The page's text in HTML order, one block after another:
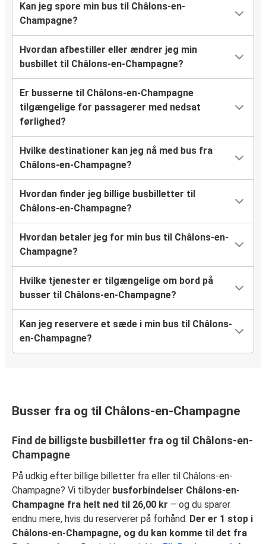
Kan jeg spore min bus til Châlons-en-
Champagne?
Hvordan afbestiller eller ændrer jeg min
busbillet til Châlons-en-Champagne?
Er busserne til Châlons-en-Champagne
tilgængelige for passagerer med nedsat
førlighed?
Hvilke destinationer kan jeg nå med bus fra
Châlons-en-Champagne?
Hvordan finder jeg billige busbilletter til
Châlons-en-Champagne?
Hvordan betaler jeg for min bus til Châlons-en-
Champagne?
Hvilke tjenester er tilgængelige om bord på
busser til Châlons-en-Champagne?
Kan jeg reservere et sæde i min bus til Châlons-
en-Champagne?
Busser fra og til Châlons-en-Champagne
Find de billigste busbilletter fra og til Châlons-en-
Champagne
På udkig efter billige billetter fra eller til Châlons-en-
Champagne? Vi tilbyder busforbindelser Châlons-en-
Champagne fra helt ned til 26,00 kr – og du sparer
endnu mere, hvis du reserverer på forhånd. Der er 1 stop i
Châlons-en-Champagne, og du kan komme til det fra